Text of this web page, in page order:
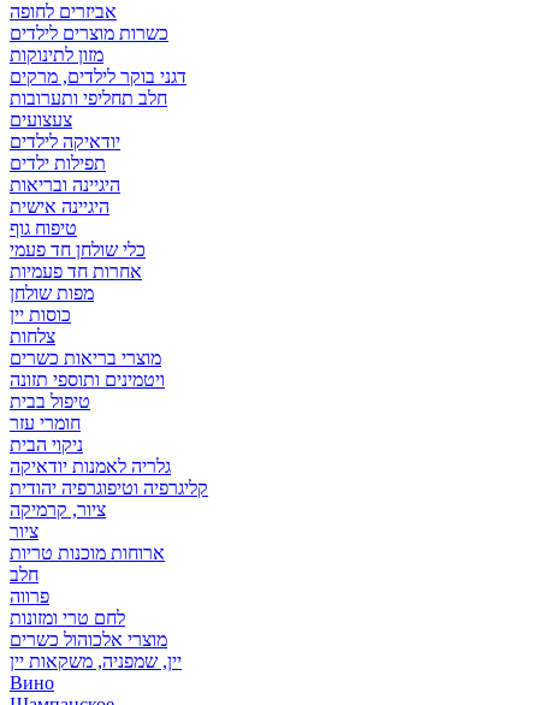
אביזרים לחופה
כשרות מוצרים לילדים
מזון לתינוקות
דגני בוקר לילדים, מרקים
חלב תחליפי ותערובות
צעצועים
יודאיקה לילדים
תפילות ילדים
היגיינה ובריאות
היגיינה אישית
טיפוח גוף
כלי שולחן חד פעמי
אחרות חד פעמיות
מפות שולחן
כוסות יין
צלחות
מוצרי בריאות כשרים
ויטמינים ותוספי תזונה
טיפול בבית
חומרי עזר
ניקוי הבית
גלריה לאמנות יודאיקה
קליגרפיה וטיפוגרפיה יהודית
ציור, קרמיקה
ציור
ארוחות מוכנות טריות
חלב
פרווה
לחם טרי ומזונות
מוצרי אלכוהול כשרים
יין, שמפניה, משקאות יין
Вино